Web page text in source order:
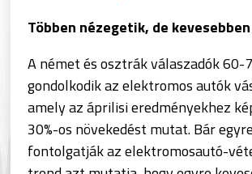
Többen nézegetik, de
A német és osztrák válaszadók 60-
gondolkodik az elektromos autók
amely az áprilisi eredményekhez
30%-os növekedést mutat. Bár
fontolgatják az elektromosautó-